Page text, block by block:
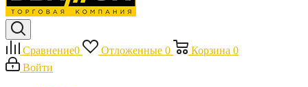
Сравнение0 Отложенные 0 Корзина 0
Войти